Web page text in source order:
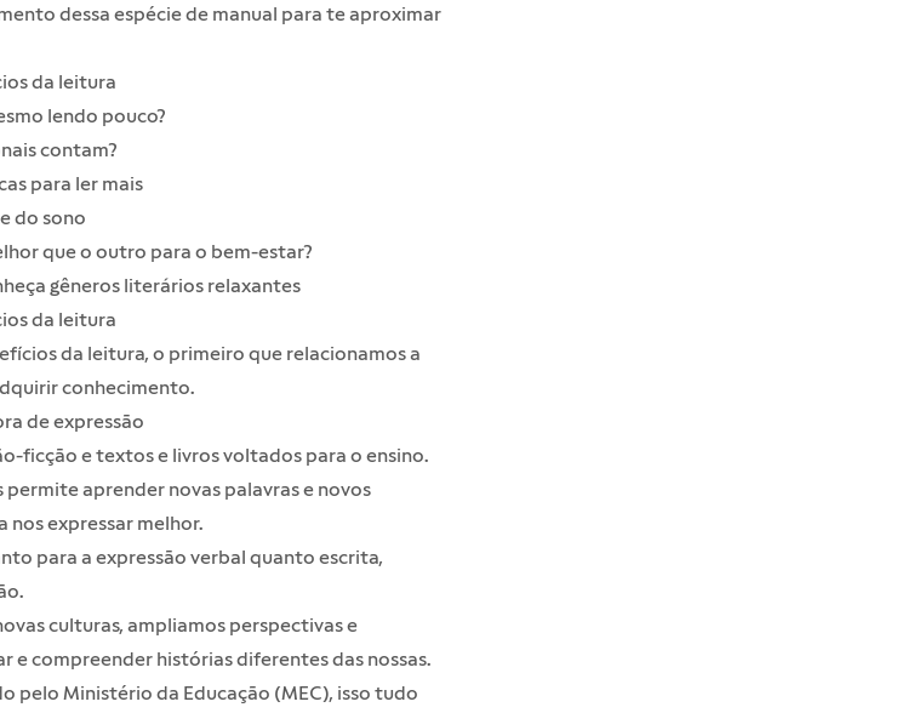
dessa espécie de manual para te aproximar
da leitura
lendo pouco?
contam?
para ler mais
do sono
que o outro para o bem-estar?
gêneros literários relaxantes
da leitura
da leitura, o primeiro que relacionamos a
conhecimento.
de expressão
ficção e textos e livros voltados para o ensino.
permite aprender novas palavras e novos
nos expressar melhor.
para a expressão verbal quantoescrita,
culturas, ampliamos perspectivas e
e compreender histórias diferentes das nossas.
peloMinistério da Educação (MEC), isso tudo